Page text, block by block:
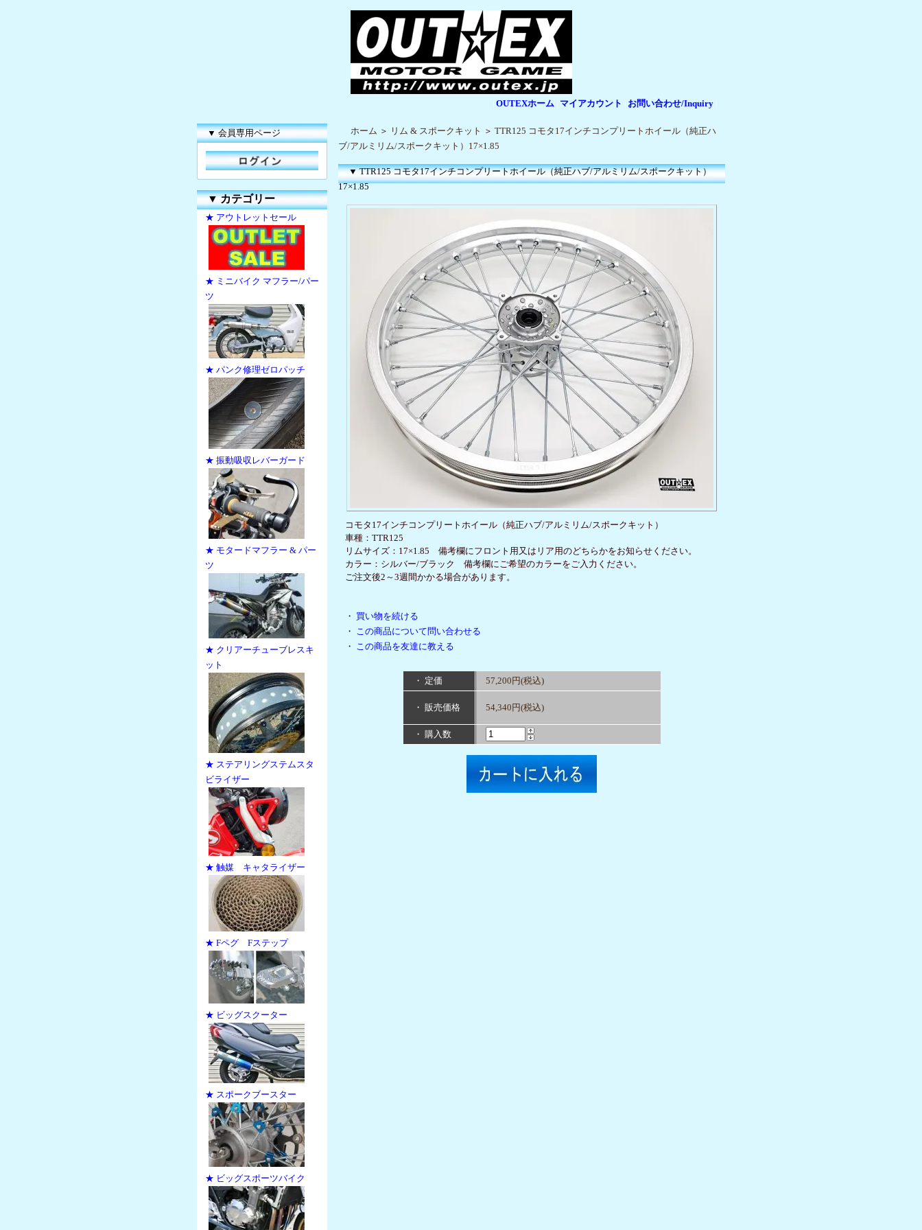
OUTEXホーム マイアカウント お問い合わせ/Inquiry
▼ 会員専用ページ
▼カテゴリー
★ アウトレットセール
★ ミニバイク マフラー/パー
ツ
★ パンク修理ゼロパッチ
★ 振動吸収レバーガード
★ モタードマフラー & パー
ツ
★ クリアーチューブレスキ
ット
★ ステアリングステムスタ
ビライザー
★ 触媒 キャタライザー
★ Fペグ Fステップ
★ ビッグスクーター
★ スポークブースター
★ ビッグスポーツバイク
ホーム ＞ リム & スポークキット ＞ TTR125 コモタ17インチコンプリートホイール（純正ハ
ブ/アルミリム/スポークキット）17×1.85
▼ TTR125 コモタ17インチコンプリートホイール（純正ハブ/アルミリム/スポークキット）
17×1.85
コモタ17インチコンプリートホイール（純正ハブ/アルミリム/スポークキット）
車種：TTR125
リムサイズ：17×1.85 備考欄にフロント用又はリア用のどちらかをお知らせください。
カラー：シルバー/ブラック 備考欄にご希望のカラーをご入力ください。
ご注文後2～3週間かかる場合があります。
・ 買い物を続ける
・ この商品について問い合わせる
・ この商品を友達に教える
・ 定価 57,200円(税込)
・ 販売価格 54,340円(税込)
・ 購入数